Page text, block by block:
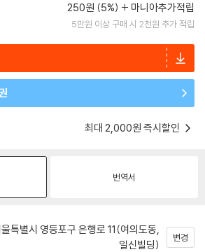
250원 (5%) 마니아추가적립
5만원 이상 구매 시 2천원 추가 적립
최대 2,000원 즉시할인
번역서
특별시 영등포구 은행로 11(여의도동,
일신빌딩)
변경